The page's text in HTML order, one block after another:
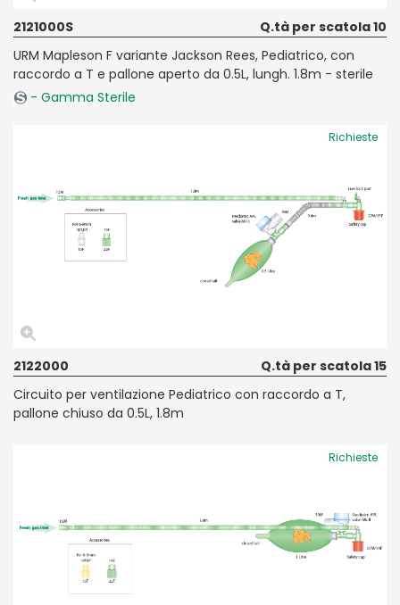
2121000S
Q.tà per scatola 10
URM Mapleson F variante Jackson Rees, Pediatrico, con
raccordo a T e pallone aperto da 0.5L, lungh. 1.8m - sterile
- Gamma Sterile
Richieste
2122000
Q.tà per scatola 15
Circuito per ventilazione Pediatrico con raccordo a T,
pallone chiuso da 0.5L, 1.8m
Richieste